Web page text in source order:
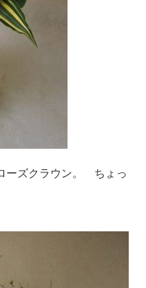
ーズクラウン。 ちょっ